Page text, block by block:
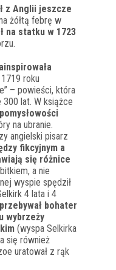
z Anglii jeszcze
żółtą febrę w
na statku w 1723
roku
– powieści, która
lat. W książce
pomysłowości
na ubranie.
angielski pisarz
fikcyjnym a
się różnice
a nie
wyspie spędził
4 lata i 4
bohater
wybrzeży
(wyspa Selkirka
się również
uratował z rąk